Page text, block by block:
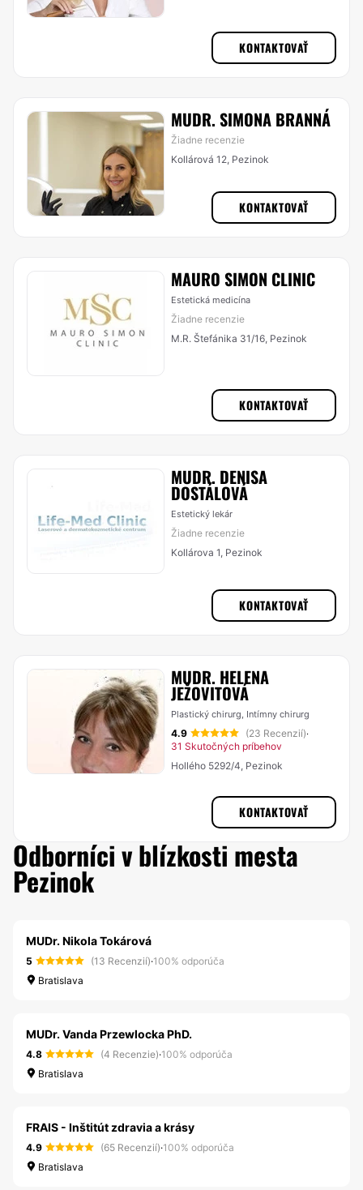
KONTAKTOVAŤ
MUDR. SIMONA BRANNÁ
Žiadne recenzie
Kollárová 12, Pezinok
KONTAKTOVAŤ
MAURO SIMON CLINIC
Estetická medicína
Žiadne recenzie
M.R. Štefánika 31/16, Pezinok
KONTAKTOVAŤ
MUDR. DENISA
DOSTÁLOVÁ
Estetický lekár
Žiadne recenzie
Kollárova 1, Pezinok
KONTAKTOVAŤ
MUDR. HELENA
JEŽOVITOVÁ
Plastický chirurg, Intímny chirurg
4.9 (23 Recenzií)·
31 Skutočných príbehov
Hollého 5292/4, Pezinok
KONTAKTOVAŤ
Odborníci v blízkosti mesta
Pezinok
MUDr. Nikola Tokárová
5 (13 Recenzií)·100% odporúča
Bratislava
MUDr. Vanda Przewlocka PhD.
4.8 (4 Recenzie)·100% odporúča
Bratislava
FRAIS - Inštitút zdravia a krásy
4.9 (65 Recenzií)·100% odporúča
Bratislava